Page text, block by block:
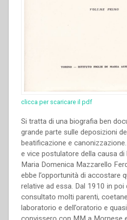
clicca per scaricare il pdf
Si tratta di una biografia ben
grande parte sulle deposizioni
beatificazione e
e vice postulatore della causa
Maria Domenica Mazzarello
ebbe l’opportunità di accostare
relative ad essa. Dal 1910 in
consultato molti parenti,
laboratorio e dell’oratorio e